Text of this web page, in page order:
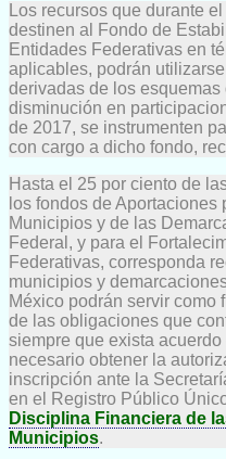
Los recursos que durante
destinen al Fondo de
Entidades Federativas en
aplicables, podrán
derivadas de los esquemas
disminución en
de 2017, se instrumenten
con cargo a dicho fondo,
Hasta el 25 por ciento de
los fondos de
Municipios y de las
Federal, y para el
Federativas, corresponda
municipios y
México podrán servir como
de las obligaciones que
siempre que exista
necesario obtener la
inscripción ante la
en el Registro Público
Disciplina Financiera de
Municipios.